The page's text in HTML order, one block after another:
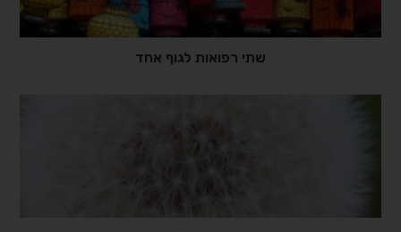
שתי רפואות לגוף אחד